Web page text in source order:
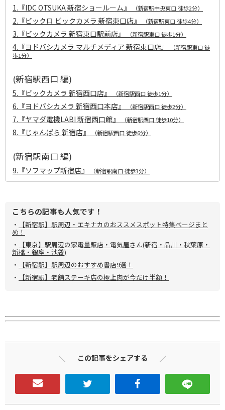
1.『IDC OTSUKA 新宿ショールーム』 （新宿駅中央東口 徒歩2分）
2.『ビックロ ビックカメラ 新宿東口店』 （新宿駅東口 徒歩4分）
3. 『ビックカメラ 新宿東口駅前店』 （新宿駅東口 徒歩1分）
4.『ヨドバシカメラ マルチメディア 新宿東口店』
（新宿駅東口 徒
歩1分）
(新宿駅西口 編)
5. 『ビックカメラ 新宿西口店』 （新宿駅西口 徒歩1分）
6.『ヨドバシカメラ 新宿西口本店』 （新宿駅西口 徒歩2分）
7.『ヤマダ電機LABI 新宿西口館』 （新宿駅西口 徒歩10分）
8.『じゃんぱら 新宿店』 （新宿駅西口 徒歩6分）
(新宿駅南口 編)
9.『ソフマップ新宿店』 （新宿駅南口 徒歩3分）
こちらの記事も人気です！
・ 【新宿駅】駅周辺・エキナカのおススメスポット特集ページまと
め！
・
【東京】駅周辺の家電量販店・電気屋さん(新宿・品川・秋葉原・
新橋・銀座・池袋)
・
【新宿駅】駅周辺のおすすめ書店9選！
・
【新宿駅】老舗ステーキ店の極上肉が今だけ半額！
この記事をシェアする